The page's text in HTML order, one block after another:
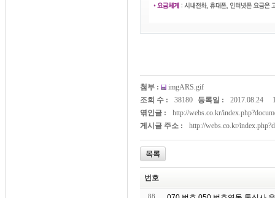
첨부 :
imgARS.gif
조회 수 :
38180 등록일 : 2017.08.24
엮인글 :
http://webs.co.kr/
게시글 주소 :
http://webs.co.kr/
목록
번호
88